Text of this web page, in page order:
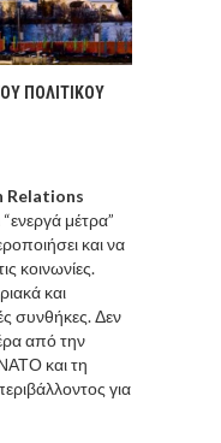
ΠΟΛΙΤΙΚΟΥ
Relations
μέτρα”
και να
κοινωνίες.
και
συνθήκες. Δεν
από την
και τη
για